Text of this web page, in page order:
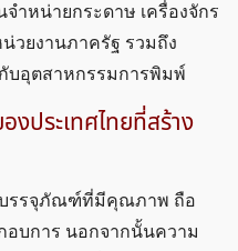
หน่ายกระดาษ เครื่องจักร
วยงานภาครัฐ รวมถึง
บอุตสาหกรรมการพิมพ์
ประเทศไทยที่สร้าง
บรรจุภัณฑ์ที่มีคุณภาพ ถือ
อบการ นอกจากนั้นความ